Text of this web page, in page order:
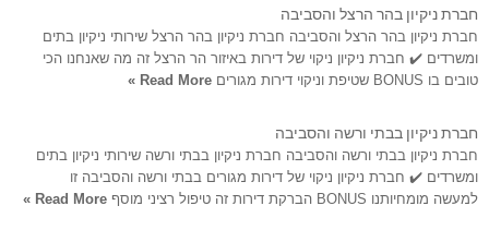
חברת ניקיון בהר הרצל והסביבה
חברת ניקיון בהר הרצל והסביבה חברת ניקיון בהר הרצל שירותי ניקיון בתים
ומשרדים ✔️ חברת ניקיון ניקוי של דירות באיזור הר הרצל זה מה שאנחנו הכי
טובים בו BONUS שטיפת וניקוי דירות מגורים
Read More »
חברת ניקיון בבתי ורשה והסביבה
חברת ניקיון בבתי ורשה והסביבה חברת ניקיון בבתי ורשה שירותי ניקיון בתים
ומשרדים ✔️ חברת ניקיון ניקוי של דירות מגורים בבתי ורשה והסביבה זו
למעשה מומחיותנו BONUS הברקת דירות זה טיפול רציני מוסף
Read More »